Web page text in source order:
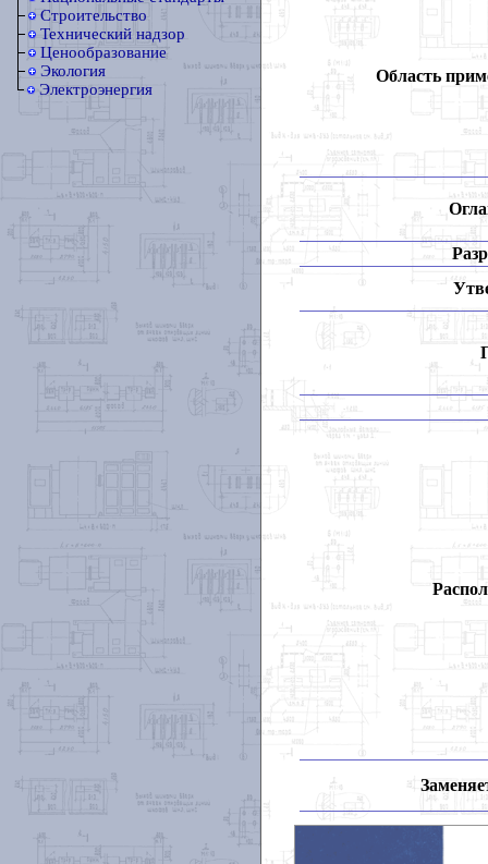
Строительство
Технический надзор
Ценообразование
Экология
Электроэнергия
Область